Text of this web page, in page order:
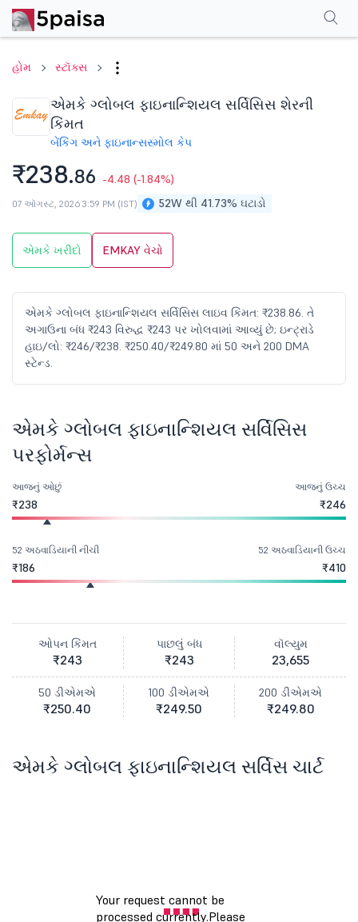
હોમ સ્ટૉક્સ
એમકે ગ્લોબલ ફાઇનાન્શિયલ સર્વિસિસ શેરની
કિંમત
બેંકિંગ અને ફાઇનાન્સસ્મોલ કેપ
₹238.86 -4.48 (-1.84%)
52W થી 41.73% ઘટાડો
07 ઑગસ્ટ, 2026 3:59 PM (IST)
એમકે ખરીદો EMKAY વેચો
એમકે ગ્લોબલ ફાઇનાન્શિયલ સર્વિસિસ લાઇવ કિંમત: ₹238.86. તે
અગાઉના બંધ ₹243 વિરુદ્ધ ₹243 પર ખોલવામાં આવ્યું છે; ઇન્ટ્રાડે
હાઇ/લો: ₹246/₹238. ₹250.40/₹249.80 માં 50 અને 200 DMA
સ્ટેન્ડ.
પરફોર્મન્સફાઇનાન્શિયલ્સ વધુ
એમકે ગ્લોબલ ફાઇનાન્શિયલ સર્વિસિસ
પરફોર્મન્સ
આજનું ઓછું
₹238
આજનું ઉચ્ચ
₹246
52 અઠવાડિયાની નીચી
₹186
52 અઠવાડિયાની ઉચ્ચ
₹410
ઓપન કિંમત
₹243
પાછલું બંધ
₹243
વૉલ્યુમ
23,655
50 ડીએમએ
₹250.40
100 ડીએમએ
₹249.50
200 ડીએમએ
₹249.80
એમકે ગ્લોબલ ફાઇનાન્શિયલ સર્વિસ ચાર્ટ